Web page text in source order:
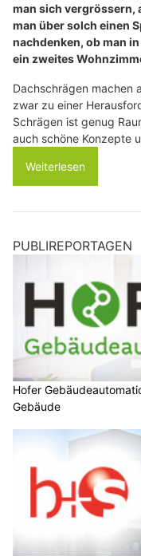
man sich vergrössern,
man über solch einen
nachdenken, ob man
ein zweites
Dachschrägen machen
zwar zu einer
Schrägen ist genug
auch schöne Konzepte
Weiterlesen
PUBLIREPORTAGEN
Hofer
Gebäude